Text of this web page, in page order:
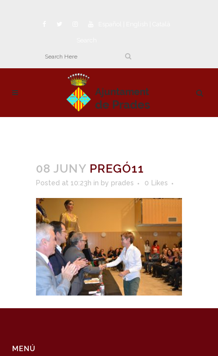
08 JUNY PREGÓ11
Posted at 10:23h in by prades 0 Likes
MENÚ